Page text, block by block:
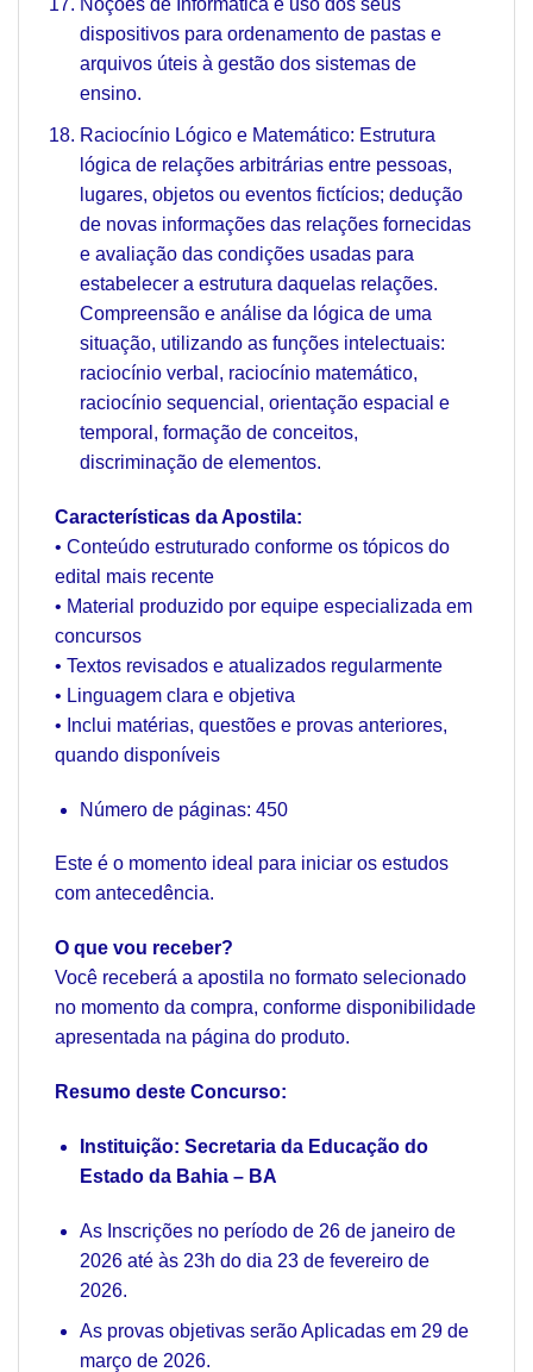
Noções de Informática e uso dos seus
dispositivos para ordenamento de pastas e
arquivos úteis à gestão dos sistemas de
ensino.
Raciocínio Lógico e Matemático: Estrutura
lógica de relações arbitrárias entre pessoas,
lugares, objetos ou eventos fictícios; dedução
de novas informações das relações fornecidas
e avaliação das condições usadas para
estabelecer a estrutura daquelas relações.
Compreensão e análise da lógica de uma
situação, utilizando as funções intelectuais:
raciocínio verbal, raciocínio matemático,
raciocínio sequencial, orientação espacial e
temporal, formação de conceitos,
discriminação de elementos.
Características da Apostila:
• Conteúdo estruturado conforme os tópicos do
edital mais recente
• Material produzido por equipe especializada em
concursos
• Textos revisados e atualizados regularmente
• Linguagem clara e objetiva
• Inclui matérias, questões e provas anteriores,
quando disponíveis
Número de páginas: 450
Este é o momento ideal para iniciar os estudos
com antecedência.
O que vou receber?
Você receberá a apostila no formato selecionado
no momento da compra, conforme disponibilidade
apresentada na página do produto.
Resumo deste Concurso:
Instituição: Secretaria da Educação do
Estado da Bahia – BA
As Inscrições no período de 26 de janeiro de
2026 até às 23h do dia 23 de fevereiro de
2026.
As provas objetivas serão Aplicadas em 29 de
março de 2026.